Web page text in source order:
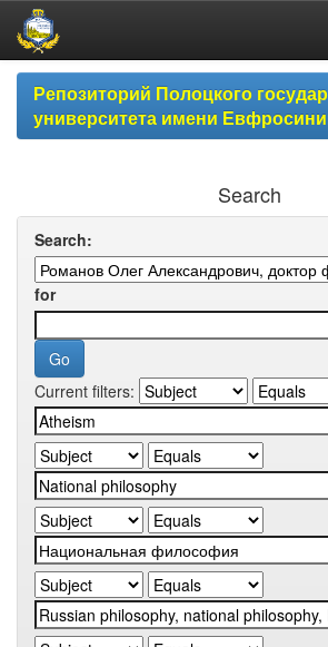
Skip
navigationРепозиторий Полоцкого
университета имени
Search
Search:
for
Current filters: